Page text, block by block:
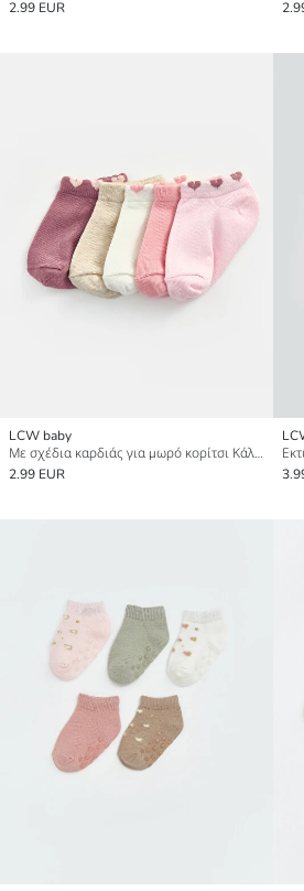
2.99 EUR
LCW baby
Με σχέδια καρδιάς για μωρό κορίτσι Κάλτσες αστραγάλου 5 τεμάχια
2.99 EUR